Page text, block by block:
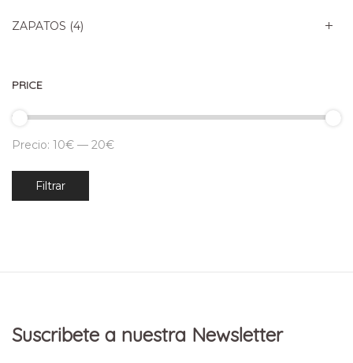
ZAPATOS (4)
PRICE
Precio
mínimo
Precio
máximo
Filtrar
Precio: 10€ — 20€
Suscribete a nuestra Newsletter